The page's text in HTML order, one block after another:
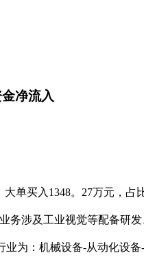
净流入
买入1348。27万元，占
务涉及工业视觉等配备研
业为：机械设备-从动化设